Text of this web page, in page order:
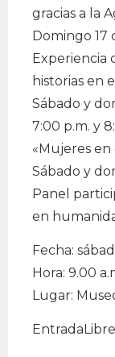
gracias a la
Domingo 17
Experiencia
historias en
Sábado y
7:00 p.m. y
«Mujeres en
Sábado y
Panel
en
Fecha:
Hora: 9.00
Lugar: